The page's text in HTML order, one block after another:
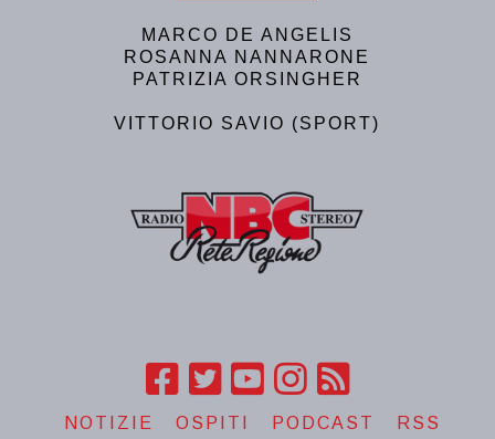
MARCO DE ANGELIS
ROSANNA NANNARONE
PATRIZIA ORSINGHER
VITTORIO SAVIO (SPORT)
NOTIZIE OSPITI PODCAST RSS